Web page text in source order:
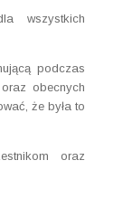
wszystkich
podczas
obecnych
że była to
oraz